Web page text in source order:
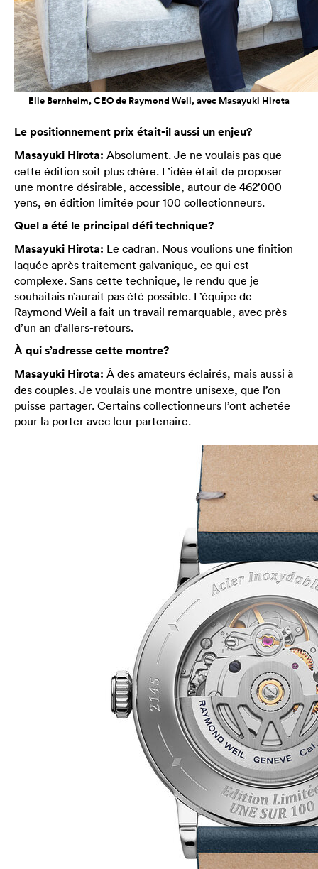
Elie Bernheim, CEO de Raymond Weil, avec Masayuki Hirota
Le positionnement prix était-il aussi un enjeu?
Masayuki Hirota: Absolument. Je ne voulais pas que
cette édition soit plus chère. L’idée était de proposer
une montre désirable, accessible, autour de 462’000
yens, en édition limitée pour 100 collectionneurs.
Quel a été le principal défi technique?
Masayuki Hirota: Le cadran. Nous voulions une finition
laquée après traitement galvanique, ce qui est
complexe. Sans cette technique, le rendu que je
souhaitais n’aurait pas été possible. L’équipe de
Raymond Weil a fait un travail remarquable, avec près
d’un an d’allers-retours.
À qui s’adresse cette montre?
Masayuki Hirota: À des amateurs éclairés, mais aussi à
des couples. Je voulais une montre unisexe, que l’on
puisse partager. Certains collectionneurs l’ont achetée
pour la porter avec leur partenaire.